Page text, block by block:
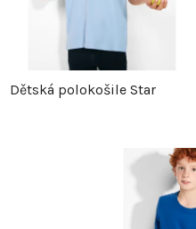
Dětská polokošile Star